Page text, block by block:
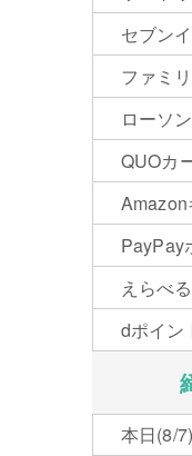
セブン
ファミ
ローソン
QUOカ
Amazon
PayPay
えらべ
dポイン
本日(8/